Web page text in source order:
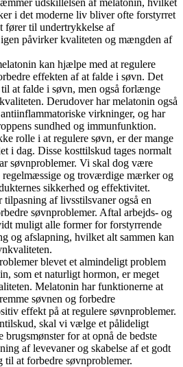
i det moderne liv bliver ofte forstyrret
fører til undertrykkelse af
påvirker kvaliteten og mængden af
kan hjælpe med at regulere
effekten af ​​at falde i søvn. Det
at falde i søvn, men også forlænge
Derudover har melatonin også
virkninger, og har
sundhed og immunfunktion.
rolle i at regulere søvn, er der mange
i dag. Disse kosttilskud tages normalt
søvnproblemer. Vi skal dog være
og troværdige mærker og
sikkerhed og effektivitet.
af livsstilsvaner også en
søvnproblemer. Aftal arbejds- og
muligt alle former for forstyrrende
og afslapning, hvilket alt sammen kan
blevet et almindeligt problem
som et naturligt hormon, er meget
Melatonin har funktionerne at
søvnen og forbedre
effekt på at regulere søvnproblemer.
skal vi vælge et pålideligt
for at opnå de bedste
af levevaner og skabelse af et godt
at forbedre søvnproblemer.